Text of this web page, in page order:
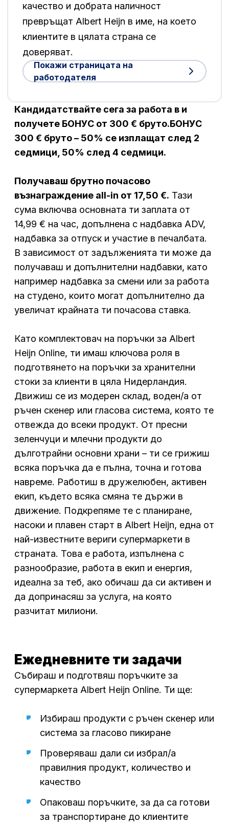
качество и добрата наличност
превръщат Albert Heijn в име, на което
клиентите в цялата страна се
доверяват.
Покажи страницата на
работодателя
Кандидатствайте сега за работа в и
получете БОНУС от 300 € бруто.БОНУС
300 € бруто – 50% се изплащат след 2
седмици, 50% след 4 седмици.
Получаваш брутно почасово
възнаграждение all-in от 17,50 €. Тази
сума включва основната ти заплата от
14,99 € на час, допълнена с надбавка ADV,
надбавка за отпуск и участие в печалбата.
В зависимост от задълженията ти може да
получаваш и допълнителни надбавки, като
например надбавка за смени или за работа
на студено, които могат допълнително да
увеличат крайната ти почасова ставка.
Като комплектовач на поръчки за Albert
Heijn Online, ти имаш ключова роля в
подготвянето на поръчки за хранителни
стоки за клиенти в цяла Нидерландия.
Движиш се из модерен склад, воден/а от
ръчен скенер или гласова система, която те
отвежда до всеки продукт. От пресни
зеленчуци и млечни продукти до
дълготрайни основни храни – ти се грижиш
всяка поръчка да е пълна, точна и готова
навреме. Работиш в дружелюбен, активен
екип, където всяка смяна те държи в
движение. Подкрепяме те с планиране,
насоки и плавен старт в Albert Heijn, една от
най-известните вериги супермаркети в
страната. Това е работа, изпълнена с
разнообразие, работа в екип и енергия,
идеална за теб, ако обичаш да си активен и
да допринасяш за услуга, на която
разчитат милиони.
Ежедневните ти задачи
Събираш и подготвяш поръчките за
супермаркета Albert Heijn Online. Ти ще:
Избираш продукти с ръчен скенер или
система за гласово пикиране
Проверяваш дали си избрал/а
правилния продукт, количество и
качество
Опаковаш поръчките, за да са готови
за транспортиране до клиентите